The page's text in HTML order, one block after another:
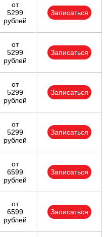
от
5299
рублей
Записаться
от
5299
рублей
Записаться
от
5299
рублей
Записаться
от
5299
рублей
Записаться
от
6599
рублей
Записаться
от
6599
рублей
Записаться